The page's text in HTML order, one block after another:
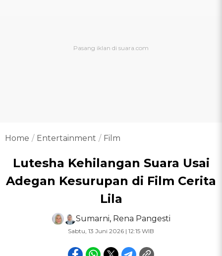
Home Entertainment Film
Lutesha Kehilangan Suara Usai
Adegan Kesurupan di Film Cerita
Lila
Sumarni, Rena Pangesti
Sabtu, 13 Juni 2026 | 12:15 WIB